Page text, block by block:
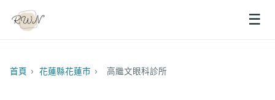
☰
首頁 › 花蓮縣花蓮市 › 高繼文眼科診所